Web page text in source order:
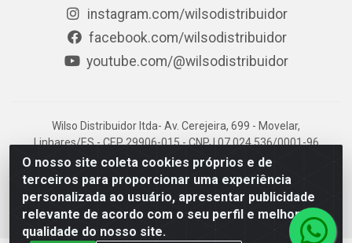
O nosso site coleta cookies próprios e de
terceiros para proporcionar uma experiência
personalizada ao usuário, apresentar publicidade
relevante de acordo com o seu perfil e melhorar a
qualidade do nosso site.
instagram.com/wilsodistribuidor
facebook.com/wilsodistribuidor
youtube.com/@wilsodistribuidor
Wilso Distribuidor ltda- Av. Cerejeira, 699 - Movelar,
Linhares/ES - CEP 29906-015 - CNPJ 07.024.536/0001-96